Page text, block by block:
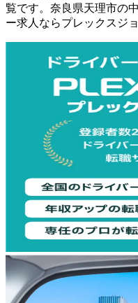
覧です。 奈良県天理市の
ー求人ならプレックスジ